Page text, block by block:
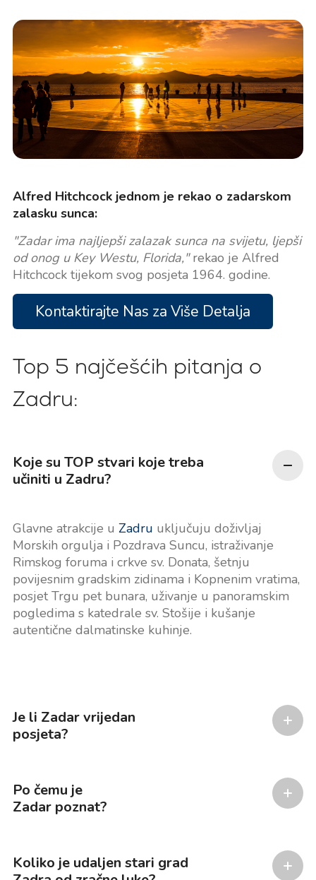
Alfred Hitchcock jednom je rekao o zadarskom
zalasku sunca:
"Zadar ima najljepši zalazak sunca na svijetu, ljepši
od onog u Key Westu, Florida,"rekao je Alfred
Hitchcock tijekom svog posjeta 1964. godine.
Kontaktirajte Nas za Više Detalja
Top 5 najčešćih pitanja o
Zadru:
Koje su TOP stvari koje treba
učiniti u Zadru?
Glavne atrakcije u Zadru uključuju doživljaj
Morskih orgulja i Pozdrava Suncu, istraživanje
Rimskog foruma i crkve sv. Donata, šetnju
povijesnim gradskim zidinama i Kopnenim vratima,
posjet Trgu pet bunara, uživanje u panoramskim
pogledima s katedrale sv. Stošije i kušanje
autentične dalmatinske kuhinje.
Je li Zadar vrijedan
posjeta?
Po čemu je
Zadar poznat?
Koliko je udaljen stari grad